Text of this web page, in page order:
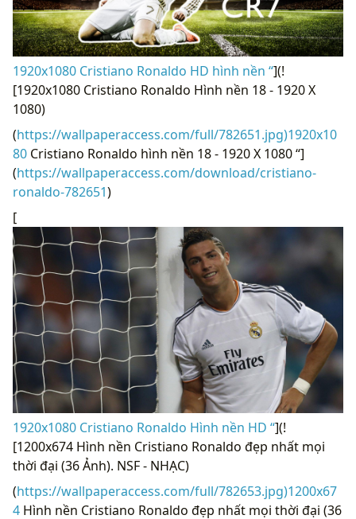
1920x1080 Cristiano Ronaldo HD hình nền “](!
[1920x1080 Cristiano Ronaldo Hình nền 18 - 1920 X
1080)
(https://wallpaperaccess.com/full/782651.jpg)1920x10
80 Cristiano Ronaldo hình nền 18 - 1920 X 1080 “]
(https://wallpaperaccess.com/download/cristiano-
ronaldo-782651)
[
1920x1080 Cristiano Ronaldo Hình nền HD “](!
[1200x674 Hình nền Cristiano Ronaldo đẹp nhất mọi
thời đại (36 Ảnh). NSF - NHẠC)
(https://wallpaperaccess.com/full/782653.jpg)1200x67
4 Hình nền Cristiano Ronaldo đẹp nhất mọi thời đại (36